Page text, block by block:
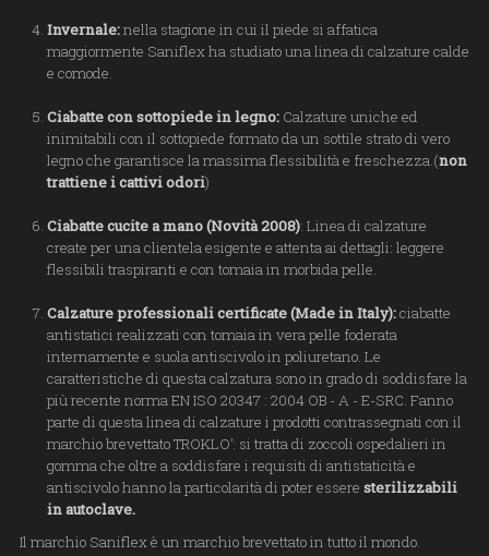
Invernale:nella stagione in cui il piede si affatica
maggiormente Saniflex ha studiato una linea di calzature calde
e comode.
Ciabatte con sottopiede in legno: Calzature uniche ed
inimitabili con il sottopiede formato da un sottile strato di vero
legno che garantisce la massima flessibilità e freschezza.(non
trattiene i cattivi odori)
Ciabatte cucite a mano (Novità 2008): Linea di calzature
create per una clientela esigente e attenta ai dettagli: leggere
flessibili traspiranti e con tomaia in morbida pelle.
Calzature professionali certificate (Made in Italy):ciabatte
antistatici realizzati con tomaia in vera pelle foderata
internamente e suola antiscivolo in poliuretano. Le
caratteristiche di questa calzatura sono in grado di soddisfare la
più recente norma EN ISO 20347 : 2004 OB - A - E-SRC. Fanno
parte di questa linea di calzature i prodotti contrassegnati con il
marchio brevettato TROKLO’: si tratta di zoccoli ospedalieri in
gomma che oltre a soddisfare i requisiti di antistaticità e
antiscivolo hanno la particolarità di poter essere sterilizzabili
in autoclave.
Il marchio Saniflex è un marchio brevettato in tutto il mondo.